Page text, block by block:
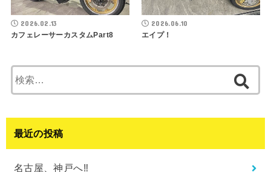
2026.02.13
カフェレーサーカスタムPart8
2026.06.10
エイプ！
索:
最近の投稿
名古屋、神戸へ‼︎